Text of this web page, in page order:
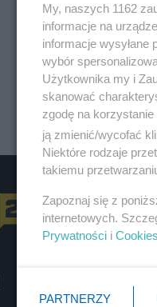
My, naszych 1162
informacje na
informacje wysyłane
wybór
Użytkownika my i
skanować
zgodę na
ją zmienić/wycofać
Niektóre rodzaje
takiemu
Zapoznaj się z
internetowych.
Prywatności i Cookies
PARTNERZY